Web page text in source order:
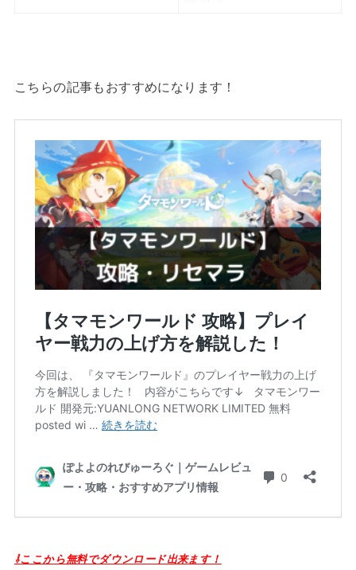
こちらの記事もおすすめになります！
⇩ここから無料でダウンロード出来ます！